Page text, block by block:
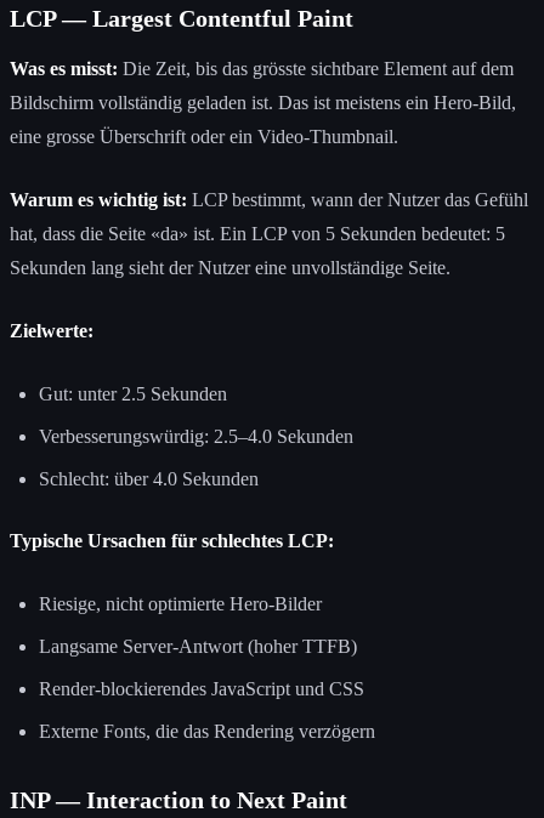
LCP — Largest Contentful Paint
Was es misst: Die Zeit, bis das grösste sichtbare Element auf dem
Bildschirm vollständig geladen ist. Das ist meistens ein Hero-Bild,
eine grosse Überschrift oder ein Video-Thumbnail.
Warum es wichtig ist: LCP bestimmt, wann der Nutzer das Gefühl
hat, dass die Seite «da» ist. Ein LCP von 5 Sekunden bedeutet: 5
Sekunden lang sieht der Nutzer eine unvollständige Seite.
Zielwerte:
Gut: unter 2.5 Sekunden
Verbesserungswürdig: 2.5–4.0 Sekunden
Schlecht: über 4.0 Sekunden
Typische Ursachen für schlechtes LCP:
Riesige, nicht optimierte Hero-Bilder
Langsame Server-Antwort (hoher TTFB)
Render-blockierendes JavaScript und CSS
Externe Fonts, die das Rendering verzögern
INP — Interaction to Next Paint